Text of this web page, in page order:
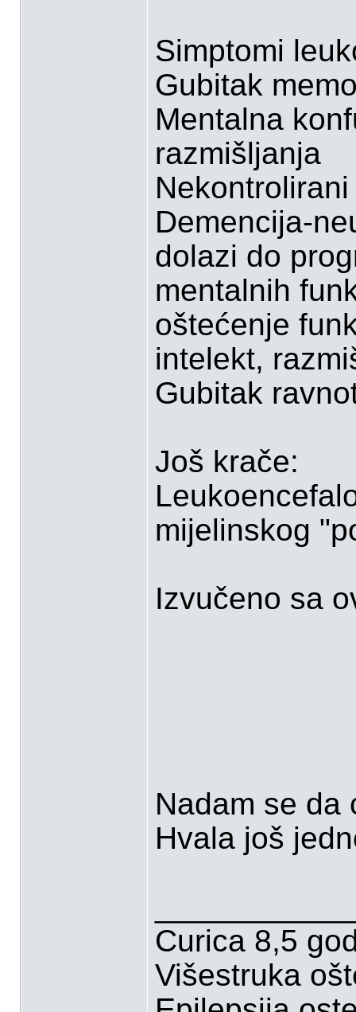
Simptomi
Gubitak
Mentalna
razmišljanja
Demencija-
dolazi do
mentalnih
oštećenje
intelekt,
Gubitak
Još krače:
mijelinskog
Izvučeno sa
Nadam se da
Hvala još
Curica 8,5
Višestruka